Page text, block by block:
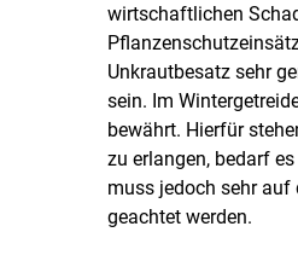
wirtschaftlichen
Unkrautbesatz sehr
sein. Im
bewährt. Hierfür
zu erlangen, bedarf
muss jedoch sehr
geachtet werden.